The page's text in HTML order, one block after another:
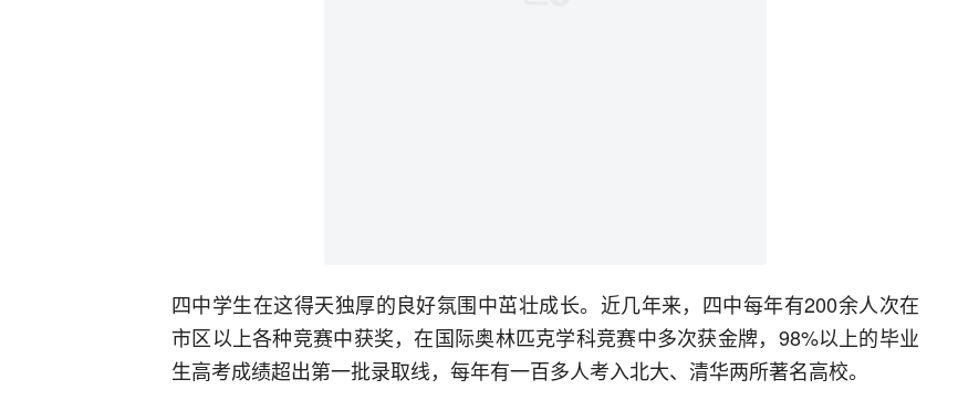
四中学生在这得天独厚的良好氛围中茁壮成长。近几年来，四中每年有200余人次在
市区以上各种竞赛中获奖，在国际奥林匹克学科竞赛中多次获金牌，98%以上的毕业
生高考成绩超出第一批录取线，每年有一百多人考入北大、清华两所著名高校。